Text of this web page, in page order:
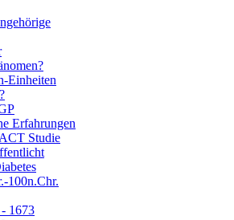
Einheiten
Erfahrungen
Studie
100n.Chr.
1673